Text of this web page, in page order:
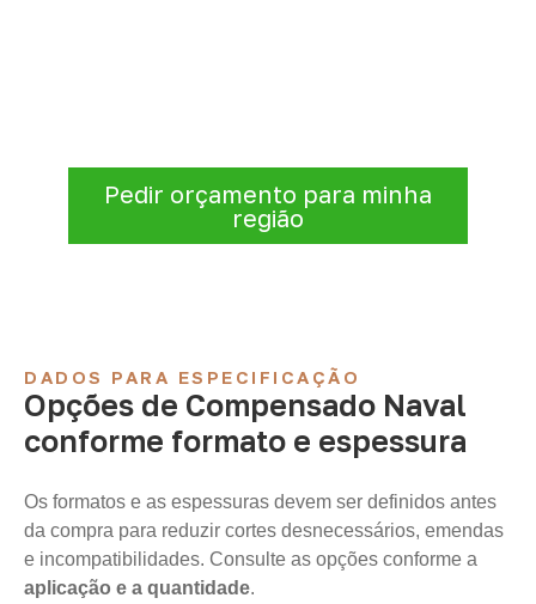
Pedir orçamento para minha
região
DADOS PARA ESPECIFICAÇÃO
Opções de Compensado Naval
conforme formato e espessura
Os formatos e as espessuras devem ser definidos antes
da compra para reduzir cortes desnecessários, emendas
e incompatibilidades. Consulte as opções conforme a
aplicação e a quantidade.